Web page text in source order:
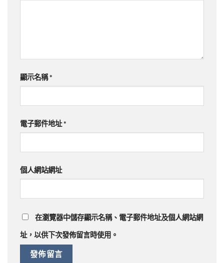
顯示名稱*
電子郵件地址*
個人網站網址
在瀏覽器中儲存顯示名稱、電子郵件地址及個人網站網
址，以供下次發佈留言時使用。